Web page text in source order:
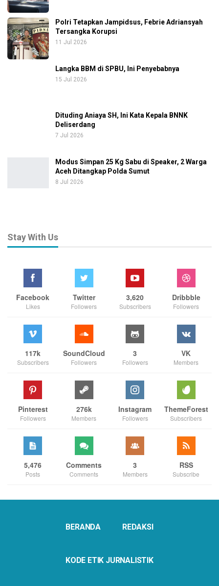
Polri Tetapkan Jampidsus, Febrie Adriansyah
Tersangka Korupsi
11 Jul 2026
Langka BBM di SPBU, Ini Penyebabnya
15 Jul 2026
Dituding Aniaya SH, Ini Kata Kepala BNNK
Deliserdang
7 Jul 2026
Modus Simpan 25 Kg Sabu di Speaker, 2 Warga
Aceh Ditangkap Polda Sumut
8 Jul 2026
Stay With Us
Facebook
Likes
Twitter
Followers
3,620
Subscribers
Dribbble
Followers
117k
Subscribers
SoundCloud
Followers
3
Followers
VK
Members
Pinterest
Followers
276k
Members
Instagram
Followers
ThemeForest
Subscribers
5,476
Posts
Comments
Comments
3
Members
RSS
Subscribe
BERANDA REDAKSI
KODE ETIK JURNALISTIK